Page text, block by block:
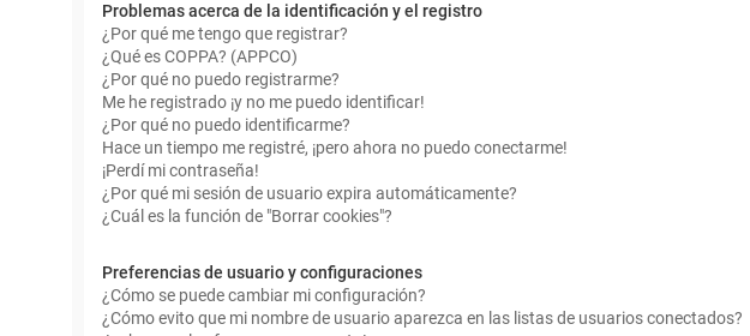
Problemas acerca de la identificación y el registro
¿Por qué me tengo que registrar?
¿Qué es COPPA? (APPCO)
¿Por qué no puedo registrarme?
Me he registrado ¡y no me puedo identificar!
¿Por qué no puedo identificarme?
Hace un tiempo me registré, ¡pero ahora no puedo conectarme!
¡Perdí mi contraseña!
¿Por qué mi sesión de usuario expira automáticamente?
¿Cuál es la función de "Borrar cookies"?
Preferencias de usuario y configuraciones
¿Cómo se puede cambiar mi configuración?
¿Cómo evito que mi nombre de usuario aparezca en las listas de usuarios conectados?